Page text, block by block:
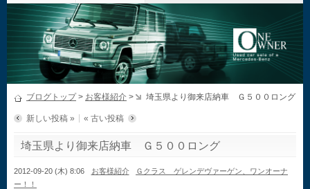
ブログトップ> お客様紹介 > 埼玉県より御来店納車 Ｇ５００ロング
新しい投稿 » « 古い投稿
埼玉県より御来店納車 Ｇ５００ロング
2012-09-20 (木) 8:06 お客様紹介
Ｇクラス ゲレンデヴァーゲン、ワンオーナ
ー！！